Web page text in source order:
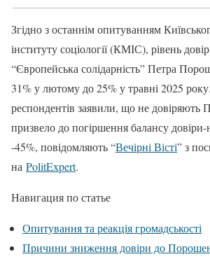
Згідно з останнім опитуванням
інституту соціології (КМІС), рівень
“Європейська солідарність” Петра
31% у лютому до 25% у травні 2025
респондентів заявили, що не
призвело до погіршення балансу
-45%, повідомляють “Вечірні Вісті” з
на PolitExpert.
Навигация по статье
Опитування та реакція громадськості
Причини зниження довіри до